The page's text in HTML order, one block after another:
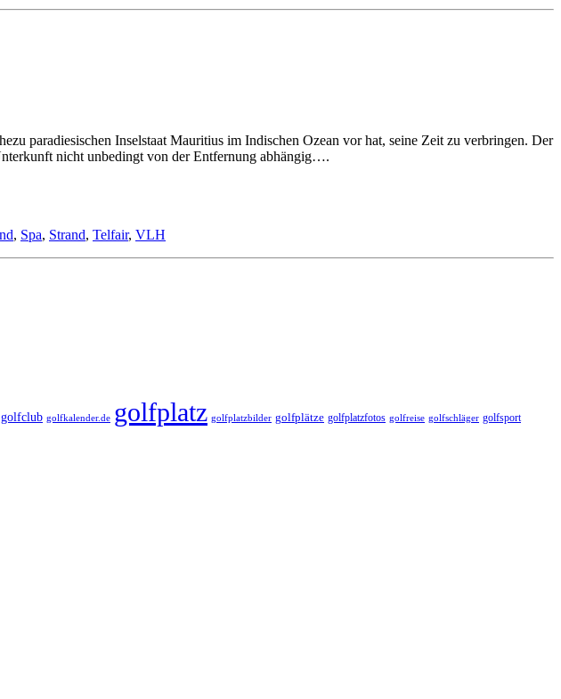
paradiesischen Inselstaat Mauritius im Indischen Ozean vor hat, seine Zeit zu verbringen. Der
nicht unbedingt von der Entfernung abhängig….
, Spa, Strand, Telfair, VLH
golfclub golfkalender.de golfplatz golfplatzbilder golfplätze golfplatzfotos golfreise golfschläger golfsport